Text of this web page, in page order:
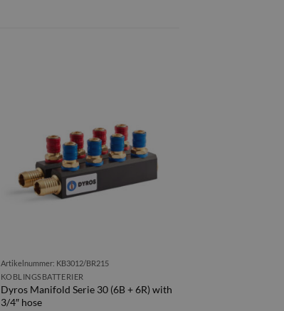
Artikelnummer: KB3012/BR215
KOBLINGSBATTERIER
Dyros Manifold Serie 30 (6B + 6R) with
3/4″ hose